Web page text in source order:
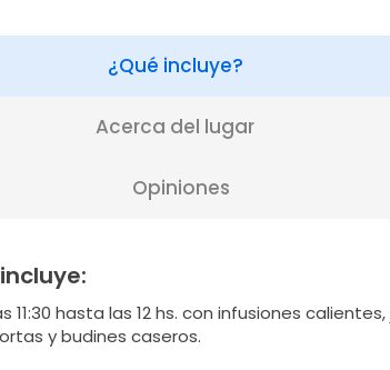
¿Qué incluye?
Acerca del lugar
Opiniones
11:30 hasta las 12 hs. con infusiones
y budines caseros.